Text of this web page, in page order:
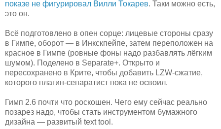
показе не фигурировал Вилли Токарев. Таки можно есть,
это он.
Всё подготовлено в опен сорце: лицевые стороны сразу
в Гимпе, оборот — в Инкскпейпе, затем переположен на
красное в Гимпе (ровные фоны надо разбавлять лёгким
шумом). Поделено в Separate+. Открыто и
пересохранено в Крите, чтобы добавить LZW-сжатие,
которого плагин-сепаратист пока не освоил.
Гимп 2.6 почти что роскошен. Чего ему сейчас реально
позарез надо, чтобы стать инструментом бумажного
дизайна — развитый text tool.